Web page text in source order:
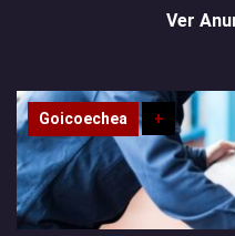
Ver
Goicoechea +